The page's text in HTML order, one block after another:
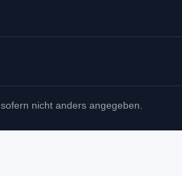
, sofern nicht anders angegeben.